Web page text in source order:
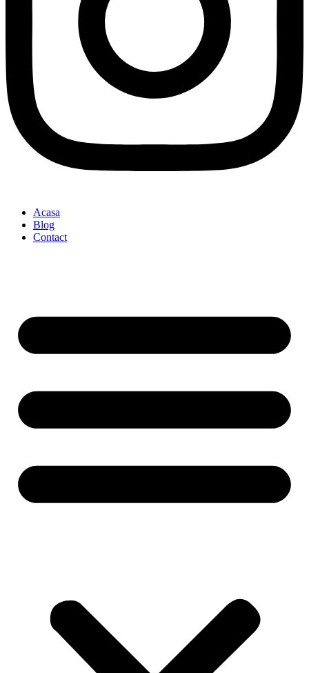
Acasa
Blog
Contact